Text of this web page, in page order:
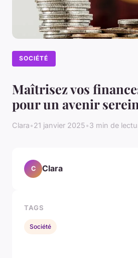
SOCIÉTÉ
Maîtrisez vos
pour un avenir serein
Clara•21 janvier 2025•3 min de
C Clara
TAGS
Société